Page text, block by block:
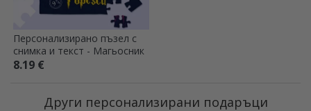
Персонализирано пъзел с
снимка и текст - Магьосник
8.19 €
Други персонализирани подаръци